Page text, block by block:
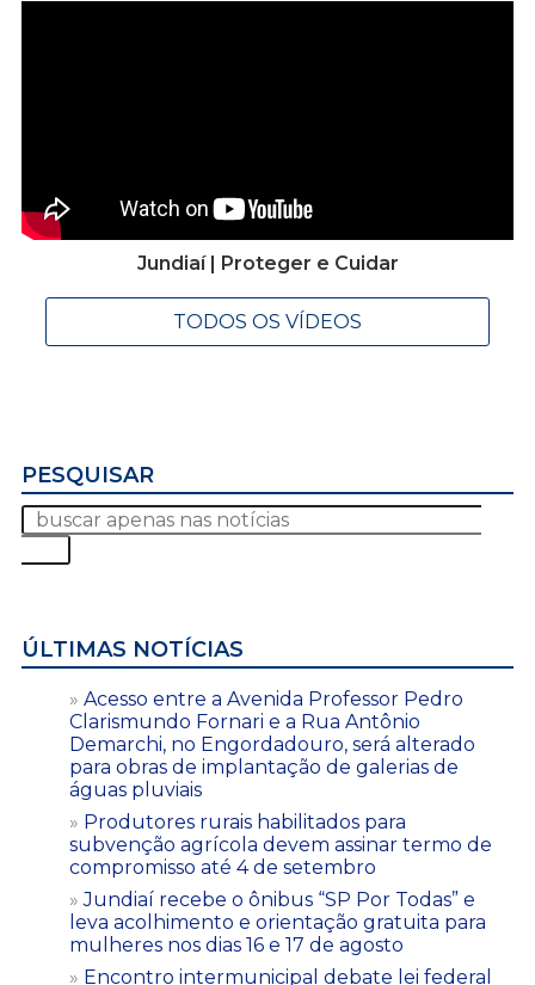
Jundiaí | Proteger e Cuidar
TODOS OS VÍDEOS
PESQUISAR
ÚLTIMAS NOTÍCIAS
Acesso entre a Avenida Professor Pedro
Clarismundo Fornari e a Rua Antônio
Demarchi, no Engordadouro, será alterado
para obras de implantação de galerias de
águas pluviais
Produtores rurais habilitados para
subvenção agrícola devem assinar termo de
compromisso até 4 de setembro
Jundiaí recebe o ônibus “SP Por Todas” e
leva acolhimento e orientação gratuita para
mulheres nos dias 16 e 17 de agosto
Encontro intermunicipal debate lei federal